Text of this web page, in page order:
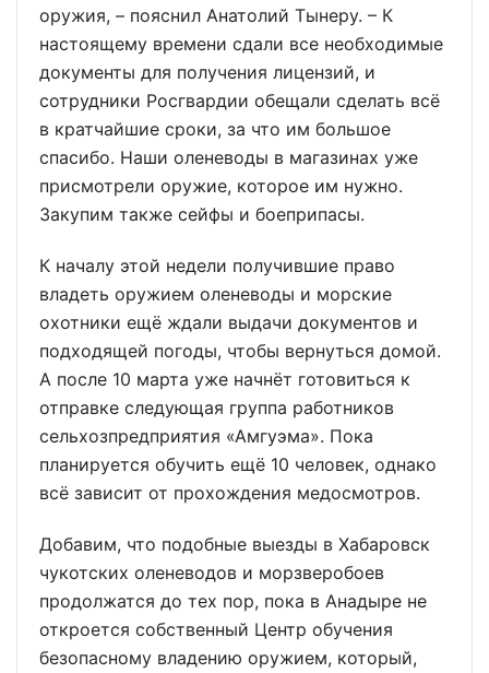
оружия, – пояснил Анатолий Тынеру. – К
настоящему времени сдали все необходимые
документы для получения лицензий, и
сотрудники Росгвардии обещали сделать всё
в кратчайшие сроки, за что им большое
спасибо. Наши оленеводы в магазинах уже
присмотрели оружие, которое им нужно.
Закупим также сейфы и боеприпасы.
К началу этой недели получившие право
владеть оружием оленеводы и морские
охотники ещё ждали выдачи документов и
подходящей погоды, чтобы вернуться домой.
А после 10 марта уже начнёт готовиться к
отправке следующая группа работников
сельхозпредприятия «Амгуэма». Пока
планируется обучить ещё 10 человек, однако
всё зависит от прохождения медосмотров.
Добавим, что подобные выезды в Хабаровск
чукотских оленеводов и морзверобоев
продолжатся до тех пор, пока в Анадыре не
откроется собственный Центр обучения
безопасному владению оружием, который,